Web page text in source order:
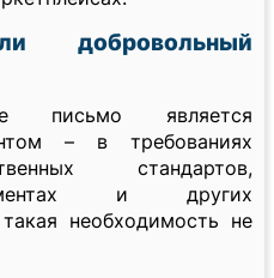
добровольный
письмо является
– в требованиях
стандартов,
и других
необходимость не